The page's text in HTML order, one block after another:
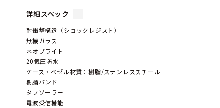
詳細スペック
耐衝撃構造（ショックレジスト）
無機ガラス
ネオブライト
20気圧防水
ケース・ベゼル材質：樹脂/ステンレススチール
樹脂バンド
タフソーラー
電波受信機能